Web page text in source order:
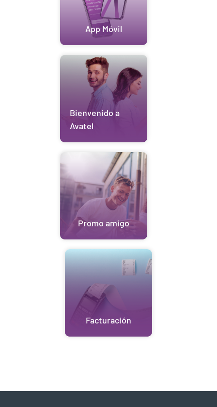
App Móvil
Bienvenido a
Avatel
Promo amigo
Facturación